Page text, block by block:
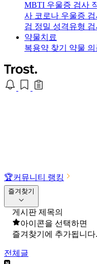
MBTI 우울증 검사
사 코로나 우울증
검 정밀 성격유형
약물치료
복용약 찾기 약물
🏆커뮤니티 랭킹
즐겨찾기
게시판 제목의
아이콘을 선택하면
즐겨찾기에 추가됩니다.
전체글